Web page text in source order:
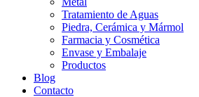
Tratamiento de Aguas
Piedra, Cerámica y Mármol
Farmacia y Cosmética
Envase y Embalaje
Productos
Blog
Contacto